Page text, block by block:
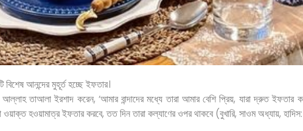
আনন্দের মুহূর্ত হচ্ছে ইফতার।
তাআলা ইরশাদ করেন, ‘আমার বান্দাদের মধ্যে তারা আমার বেশি প্রিয়, যারা দ্রুত ইফতার
হওয়ামাত্র ইফতার করবে, তত দিন তারা কল্যাণের ওপর থাকবে (বুখারি, সাওম অধ্যায়,